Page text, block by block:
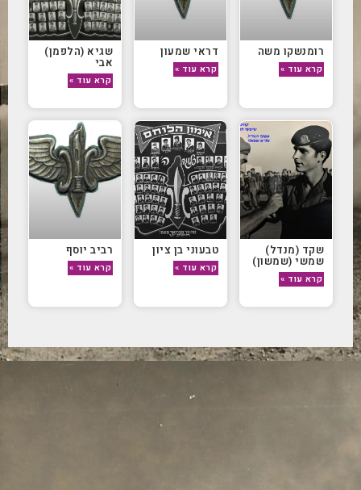
רומנשקו משה
קרא עוד »
דראי שמעון
קרא עוד »
שגיא (הלפמן)
אבי
קרא עוד »
שקד (מנדל)
שמשי (שמשון)
קרא עוד »
טבעוני בן ציון
קרא עוד »
רביב יוסף
קרא עוד »